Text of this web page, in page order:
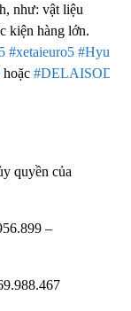
như: vật liệu
kiện hàng lớn.
#xetaieuro5
hoặc
quyền của
–